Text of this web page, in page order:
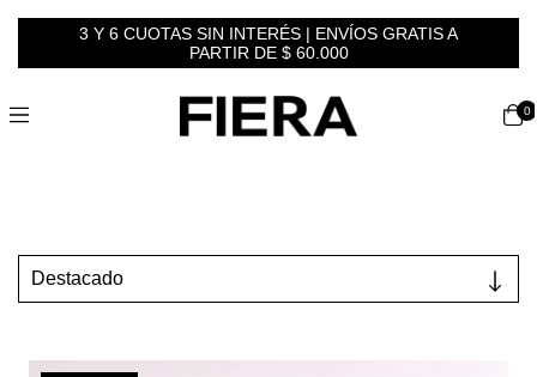
3 Y 6 CUOTAS SIN INTERÉS | ENVÍOS GRATIS A
PARTIR DE $ 60.000
0